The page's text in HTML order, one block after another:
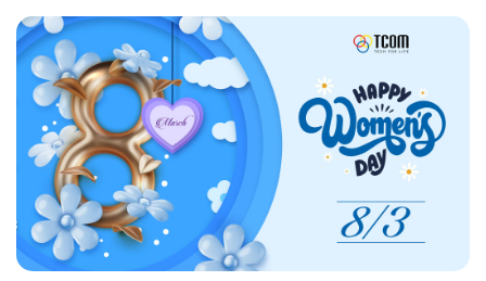
TCOM FCの選手たちは全力を尽くしてプレーし、息の合
ったチームワークでピッチ上に素晴らしいプレーの数々
を繰り広げました。 また、3試合で計10ゴールを揺らし
たTCOM FCに対し、会社から10個の特別記念品が授与さ
れました。TCOM FCの皆さん、本当におめでとうござい
ます！ 引き続き、次戦に臨むTCOM FCの戦士たちへ熱い
声援を送り、チームの士気をさらに高めていきましょ
う！の皆様の全力の応援をお願いいたします。 【次戦の
試合日程】 日時： 4月27日（日） 午前7:00 会場： ダイ
ナム・サッカー場（Dai Nam Football Field） 第2ピッチ